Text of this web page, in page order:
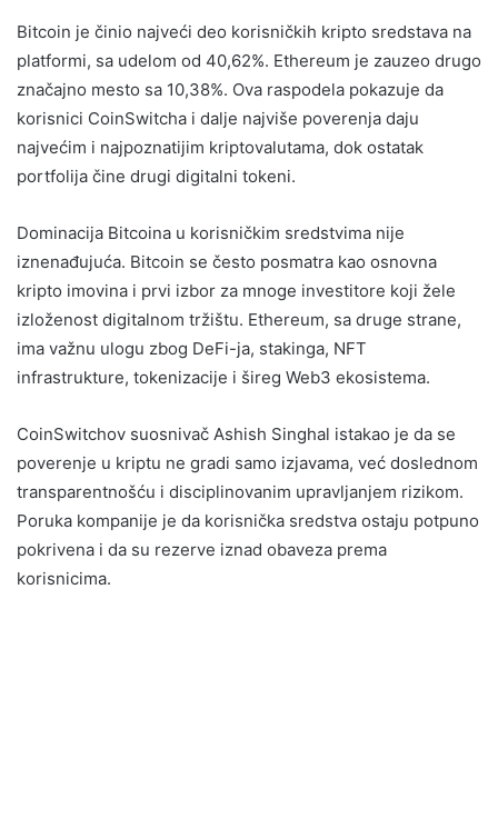
Bitcoin je činio najveći deo korisničkih kripto sredstava na
platformi, sa udelom od 40,62%. Ethereum je zauzeo drugo
značajno mesto sa 10,38%. Ova raspodela pokazuje da
korisnici CoinSwitcha i dalje najviše poverenja daju
najvećim i najpoznatijim kriptovalutama, dok ostatak
portfolija čine drugi digitalni tokeni.
Dominacija Bitcoina u korisničkim sredstvima nije
iznenađujuća. Bitcoin se često posmatra kao osnovna
kripto imovina i prvi izbor za mnoge investitore koji žele
izloženost digitalnom tržištu. Ethereum, sa druge strane,
ima važnu ulogu zbog DeFi-ja, stakinga, NFT
infrastrukture, tokenizacije i šireg Web3 ekosistema.
CoinSwitchov suosnivač Ashish Singhal istakao je da se
poverenje u kriptu ne gradi samo izjavama, već doslednom
transparentnošću i disciplinovanim upravljanjem rizikom.
Poruka kompanije je da korisnička sredstva ostaju potpuno
pokrivena i da su rezerve iznad obaveza prema
korisnicima.